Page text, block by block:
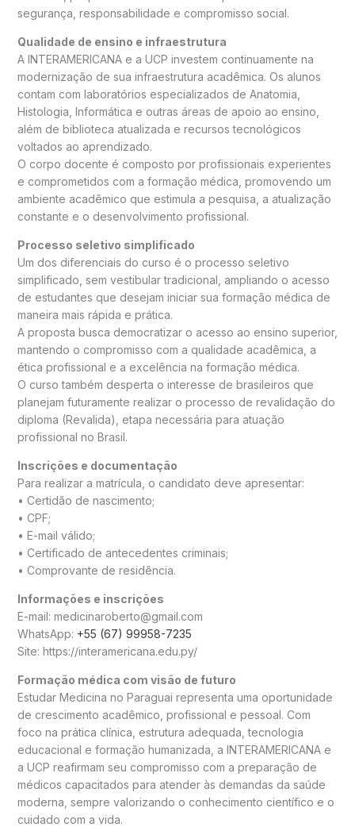
segurança, responsabilidade e compromisso social.
Qualidade de ensino e infraestrutura
A INTERAMERICANA e a UCP investem continuamente na
modernização de sua infraestrutura acadêmica. Os alunos
contam com laboratórios especializados de Anatomia,
Histologia, Informática e outras áreas de apoio ao ensino,
além de biblioteca atualizada e recursos tecnológicos
voltados ao aprendizado.
O corpo docente é composto por profissionais experientes
e comprometidos com a formação médica, promovendo um
ambiente acadêmico que estimula a pesquisa, a atualização
constante e o desenvolvimento profissional.
Processo seletivo simplificado
Um dos diferenciais do curso é o processo seletivo
simplificado, sem vestibular tradicional, ampliando o acesso
de estudantes que desejam iniciar sua formação médica de
maneira mais rápida e prática.
A proposta busca democratizar o acesso ao ensino superior,
mantendo o compromisso com a qualidade acadêmica, a
ética profissional e a excelência na formação médica.
O curso também desperta o interesse de brasileiros que
planejam futuramente realizar o processo de revalidação do
diploma (Revalida), etapa necessária para atuação
profissional no Brasil.
Inscrições e documentação
Para realizar a matrícula, o candidato deve apresentar:
•⁠ ⁠Certidão de nascimento;
•⁠ ⁠CPF;
•⁠ ⁠E-mail válido;
•⁠ ⁠Certificado de antecedentes criminais;
•⁠ ⁠Comprovante de residência.
Informações e inscrições
E-mail: medicinaroberto@gmail.com
WhatsApp: +55 (67) 99958-7235
Site: https://interamericana.edu.py/
Formação médica com visão de futuro
Estudar Medicina no Paraguai representa uma oportunidade
de crescimento acadêmico, profissional e pessoal. Com
foco na prática clínica, estrutura adequada, tecnologia
educacional e formação humanizada, a INTERAMERICANA e
a UCP reafirmam seu compromisso com a preparação de
médicos capacitados para atender às demandas da saúde
moderna, sempre valorizando o conhecimento científico e o
cuidado com a vida.